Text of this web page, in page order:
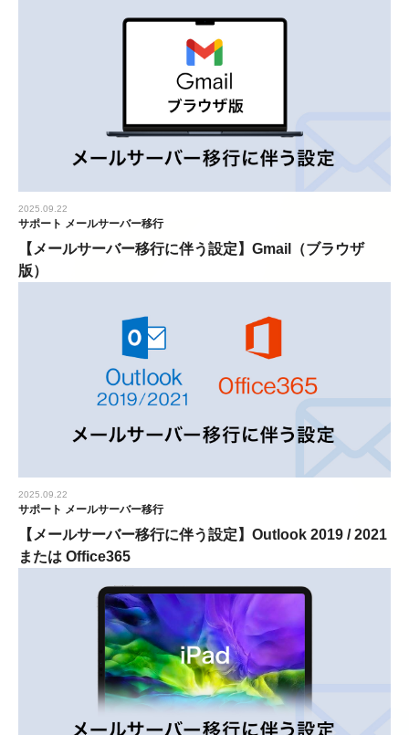
2025.09.22
サポート メールサーバー移行
【メールサーバー移行に伴う設定】Gmail（ブラウザ
版）
2025.09.22
サポート メールサーバー移行
【メールサーバー移行に伴う設定】Outlook 2019 / 2021
または Office365